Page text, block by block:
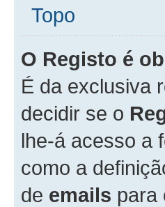
Topo
O Registo é
É da exclusiva
decidir se o
lhe-á acesso a
como a
de emails para